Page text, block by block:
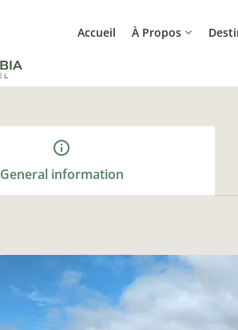
Accueil À Propos
info_outline
General information